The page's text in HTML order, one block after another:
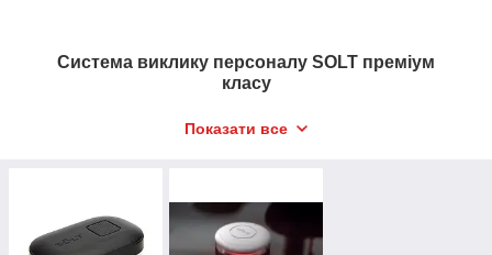
Система виклику персоналу SOLT преміум
класу
приймають відвідувачів, використовують
працівників, налагоджує їх взаємодія, а також
виводить на новий рівень обслуговування
клієнтів. Компанія SOLT пропонує продукцію
Показати все